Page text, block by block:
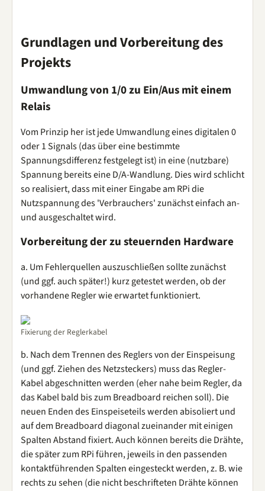
Grundlagen und Vorbereitung des
Projekts
Umwandlung von 1/0 zu Ein/Aus mit einem
Relais
Vom Prinzip her ist jede Umwandlung eines digitalen 0
oder 1 Signals (das über eine bestimmte
Spannungsdifferenz festgelegt ist) in eine (nutzbare)
Spannung bereits eine D/A-Wandlung. Dies wird schlicht
so realisiert, dass mit einer Eingabe am RPi die
Nutzspannung des 'Verbrauchers' zunächst einfach an-
und ausgeschaltet wird.
Vorbereitung der zu steuernden Hardware
a. Um Fehlerquellen auszuschließen sollte zunächst
(und ggf. auch später!) kurz getestet werden, ob der
vorhandene Regler wie erwartet funktioniert.
Fixierung der Reglerkabel
b. Nach dem Trennen des Reglers von der Einspeisung
(und ggf. Ziehen des Netzsteckers) muss das Regler-
Kabel abgeschnitten werden (eher nahe beim Regler, da
das Kabel bald bis zum Breadboard reichen soll). Die
neuen Enden des Einspeiseteils werden abisoliert und
auf dem Breadboard diagonal zueinander mit einigen
Spalten Abstand fixiert. Auch können bereits die Drähte,
die später zum RPi führen, jeweils in den passenden
kontaktführenden Spalten eingesteckt werden, z. B. wie
rechts zu sehen (die nicht beschrifteten Drähte können